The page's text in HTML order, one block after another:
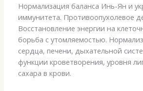
Нормализация баланса Инь-Ян и
иммунитета. Противоопухолевое
Восстановление энергии на
борьба с утомляемостью.
сердца, печени, дыхательной
функции кроветворения, уровня
сахара в крови.